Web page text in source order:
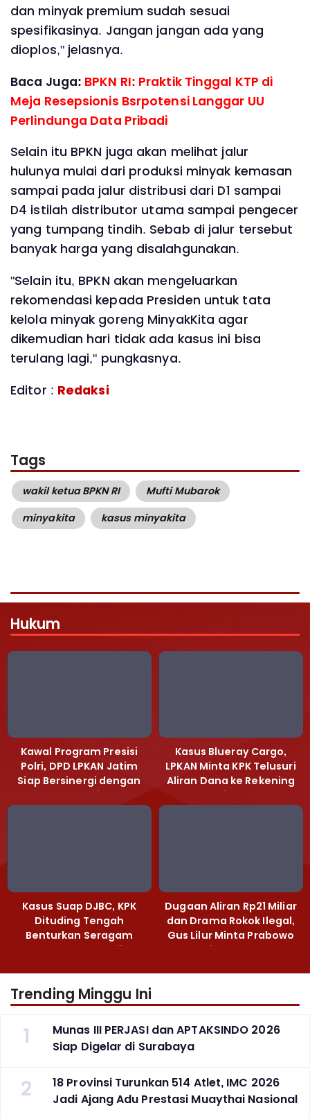
dan minyak premium sudah sesuai
spesifikasinya. Jangan jangan ada yang
dioplos," jelasnya.
Baca Juga: BPKN RI: Praktik Tinggal KTP di
Meja Resepsionis Bsrpotensi Langgar UU
Perlindunga Data Pribadi
Selain itu BPKN juga akan melihat jalur
hulunya mulai dari produksi minyak kemasan
sampai pada jalur distribusi dari D1 sampai
D4 istilah distributor utama sampai pengecer
yang tumpang tindih. Sebab di jalur tersebut
banyak harga yang disalahgunakan.
"Selain itu, BPKN akan mengeluarkan
rekomendasi kepada Presiden untuk tata
kelola minyak goreng MinyakKita agar
dikemudian hari tidak ada kasus ini bisa
terulang lagi," pungkasnya.
Editor : Redaksi
Tags
wakil ketua BPKN RI
Mufti Mubarok
minyakita
kasus minyakita
Hukum
Kawal Program Presisi
Polri, DPD LPKAN Jatim
Siap Bersinergi dengan
Polda Jatim
Kasus Blueray Cargo,
LPKAN Minta KPK Telusuri
Aliran Dana ke Rekening
Heri Black
Kasus Suap DJBC, KPK
Dituding Tengah
Benturkan Seragam
Cokelat dengan Hijau
Dugaan Aliran Rp21 Miliar
dan Drama Rokok Ilegal,
Gus Lilur Minta Prabowo
Bertindak Tegas
Trending Minggu Ini
1
Munas III PERJASI dan APTAKSINDO 2026
Siap Digelar di Surabaya
2
18 Provinsi Turunkan 514 Atlet, IMC 2026
Jadi Ajang Adu Prestasi Muaythai Nasional